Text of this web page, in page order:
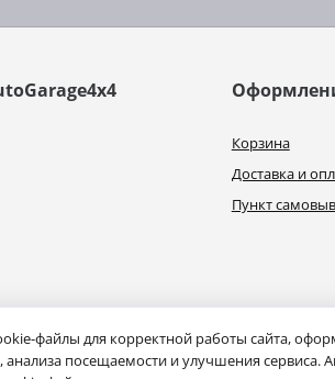
Корзина
Доставка и
Пункт
файлы для корректной работы сайта,
анализа посещаемости и улучшения сервиса.